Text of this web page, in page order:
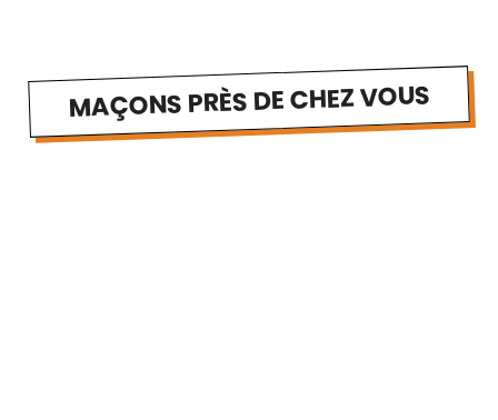
MAÇONS PRÈS DE CHEZ VOUS